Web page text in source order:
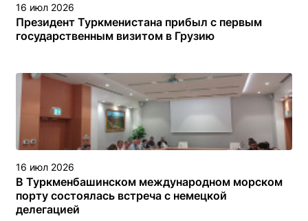
16 июл 2026
Президент Туркменистана прибыл с первым
государственным визитом в Грузию
16 июл 2026
В Туркменбашинском международном морском
порту состоялась встреча с немецкой
делегацией